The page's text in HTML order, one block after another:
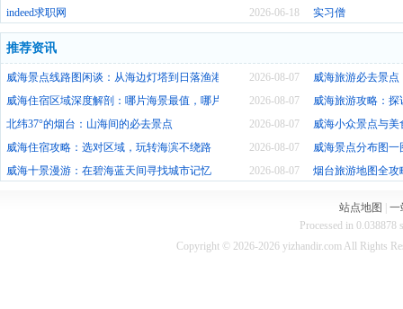
2026-06-18
indeed求职网 实习僧
推荐资讯
2026-08-07
威海景点线路图闲谈：从海边灯塔到日落渔港的慢旅行
威海旅游必去景
2026-08-07
威海住宿区域深度解剖：哪片海景最值，哪片烟火最浓
威海旅游攻略：
2026-08-07
北纬37°的烟台：山海间的必去景点
威海小众景点与
2026-08-07
威海住宿攻略：选对区域，玩转海滨不绕路
威海景点分布图
2026-08-07
威海十景漫游：在碧海蓝天间寻找城市记忆 烟台旅游地图全
站点地图
一
Processed in 0.038878
Copyright © 2026-2026 yizhandir.com All Rights